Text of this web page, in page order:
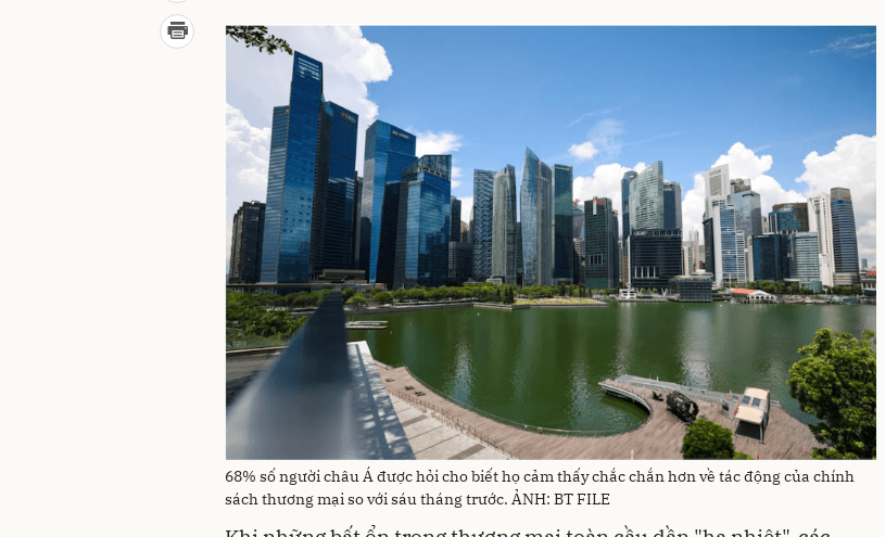
68% số người châu Á được hỏi cho biết họ cảm thấy chắc chắn hơn về tác động của chính
sách thương mại so với sáu tháng trước. ẢNH: BT FILE